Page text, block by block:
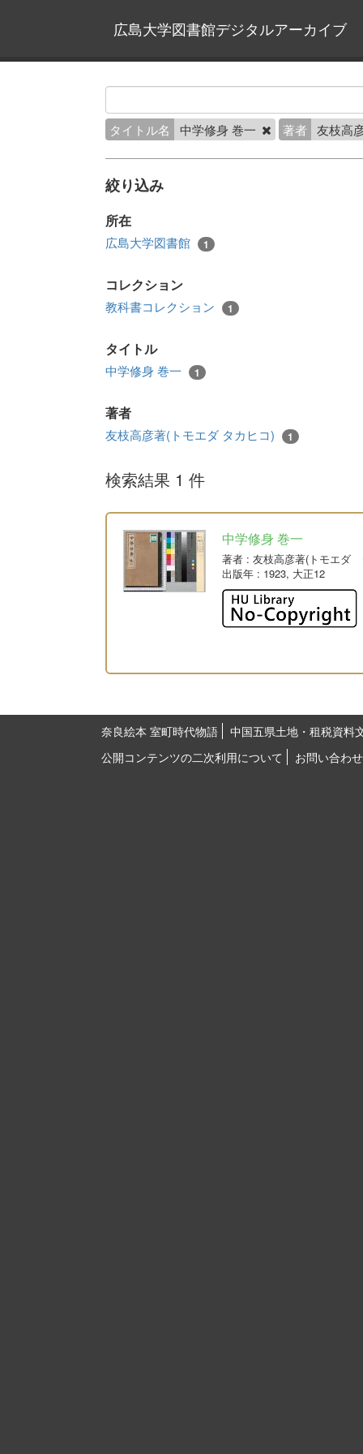
広島大学図書館デジタルアーカイブ
タイトル名 中学修身 巻一 著者 友枝高
絞り込み
所在
広島大学図書館 1
コレクション
教科書コレクション 1
タイトル
中学修身 巻一 1
著者
友枝高彦著(トモエダ タカヒコ) 1
検索結果 1 件
中学修身 巻一
著者 : 友枝高彦著(トモエダ
出版年 : 1923, 大正12
奈良絵本 室町時代物語
中国五県土地・租税資料
公開コンテンツの二次利用について
お問い合わせ